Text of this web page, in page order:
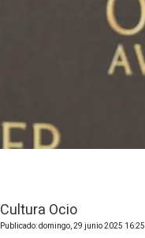
Cultura Ocio
Publicado: domingo, 29 junio 2025 16:25